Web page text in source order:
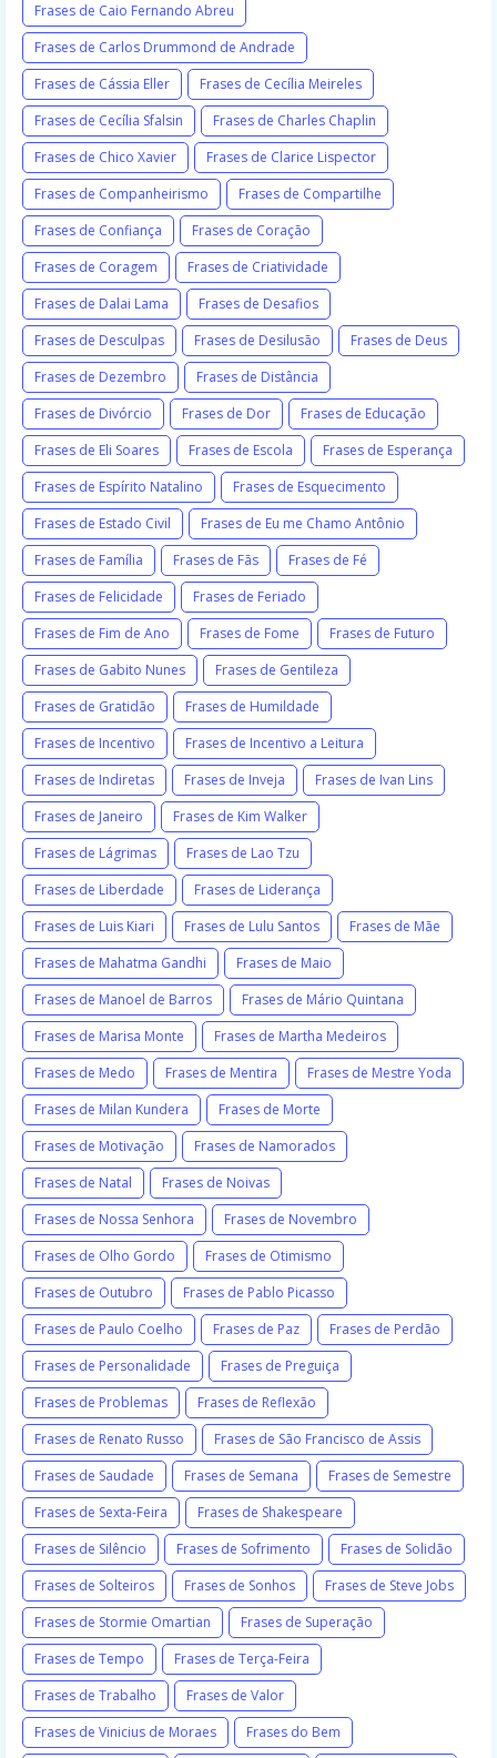
Frases de Caio Fernando Abreu
Frases de Carlos Drummond de Andrade
Frases de Cássia Eller
Frases de Cecília Meireles
Frases de Cecília Sfalsin
Frases de Charles Chaplin
Frases de Chico Xavier
Frases de Clarice Lispector
Frases de Companheirismo
Frases de Compartilhe
Frases de Confiança
Frases de Coração
Frases de Coragem
Frases de Criatividade
Frases de Dalai Lama
Frases de Desafios
Frases de Desculpas
Frases de Desilusão
Frases de Deus
Frases de Dezembro
Frases de Distância
Frases de Divórcio
Frases de Dor
Frases de Educação
Frases de Eli Soares
Frases de Escola
Frases de Esperança
Frases de Espírito Natalino
Frases de Esquecimento
Frases de Estado Civil
Frases de Eu me Chamo Antônio
Frases de Família
Frases de Fãs
Frases de Fé
Frases de Felicidade
Frases de Feriado
Frases de Fim de Ano
Frases de Fome
Frases de Futuro
Frases de Gabito Nunes
Frases de Gentileza
Frases de Gratidão
Frases de Humildade
Frases de Incentivo
Frases de Incentivo a Leitura
Frases de Indiretas
Frases de Inveja
Frases de Ivan Lins
Frases de Janeiro
Frases de Kim Walker
Frases de Lágrimas
Frases de Lao Tzu
Frases de Liberdade
Frases de Liderança
Frases de Luis Kiari
Frases de Lulu Santos
Frases de Mãe
Frases de Mahatma Gandhi
Frases de Maio
Frases de Manoel de Barros
Frases de Mário Quintana
Frases de Marisa Monte
Frases de Martha Medeiros
Frases de Medo
Frases de Mentira
Frases de Mestre Yoda
Frases de Milan Kundera
Frases de Morte
Frases de Motivação
Frases de Namorados
Frases de Natal
Frases de Noivas
Frases de Nossa Senhora
Frases de Novembro
Frases de Olho Gordo
Frases de Otimismo
Frases de Outubro
Frases de Pablo Picasso
Frases de Paulo Coelho
Frases de Paz
Frases de Perdão
Frases de Personalidade
Frases de Preguiça
Frases de Problemas
Frases de Reflexão
Frases de Renato Russo
Frases de São Francisco de Assis
Frases de Saudade
Frases de Semana
Frases de Semestre
Frases de Sexta-Feira
Frases de Shakespeare
Frases de Silêncio
Frases de Sofrimento
Frases de Solidão
Frases de Solteiros
Frases de Sonhos
Frases de Steve Jobs
Frases de Stormie Omartian
Frases de Superação
Frases de Tempo
Frases de Terça-Feira
Frases de Trabalho
Frases de Valor
Frases de Vinicius de Moraes
Frases do Bem